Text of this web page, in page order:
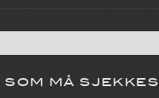
MÅ SJEKKES